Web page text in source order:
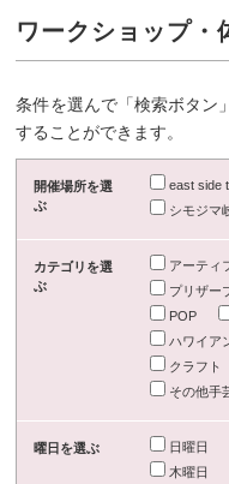
ワークショップ・
条件を選んで「検索ボタン
することができます。
開催場所を選
ぶ
east side
シモジマ
カテゴリを選
ぶ
アーティ
プリザー
POP
ハワイア
クラフト
その他手
曜日を選ぶ 日曜日
木曜日